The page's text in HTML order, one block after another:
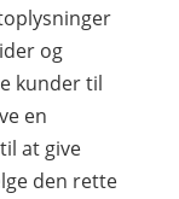
og
kunder til
en
at give
den rette